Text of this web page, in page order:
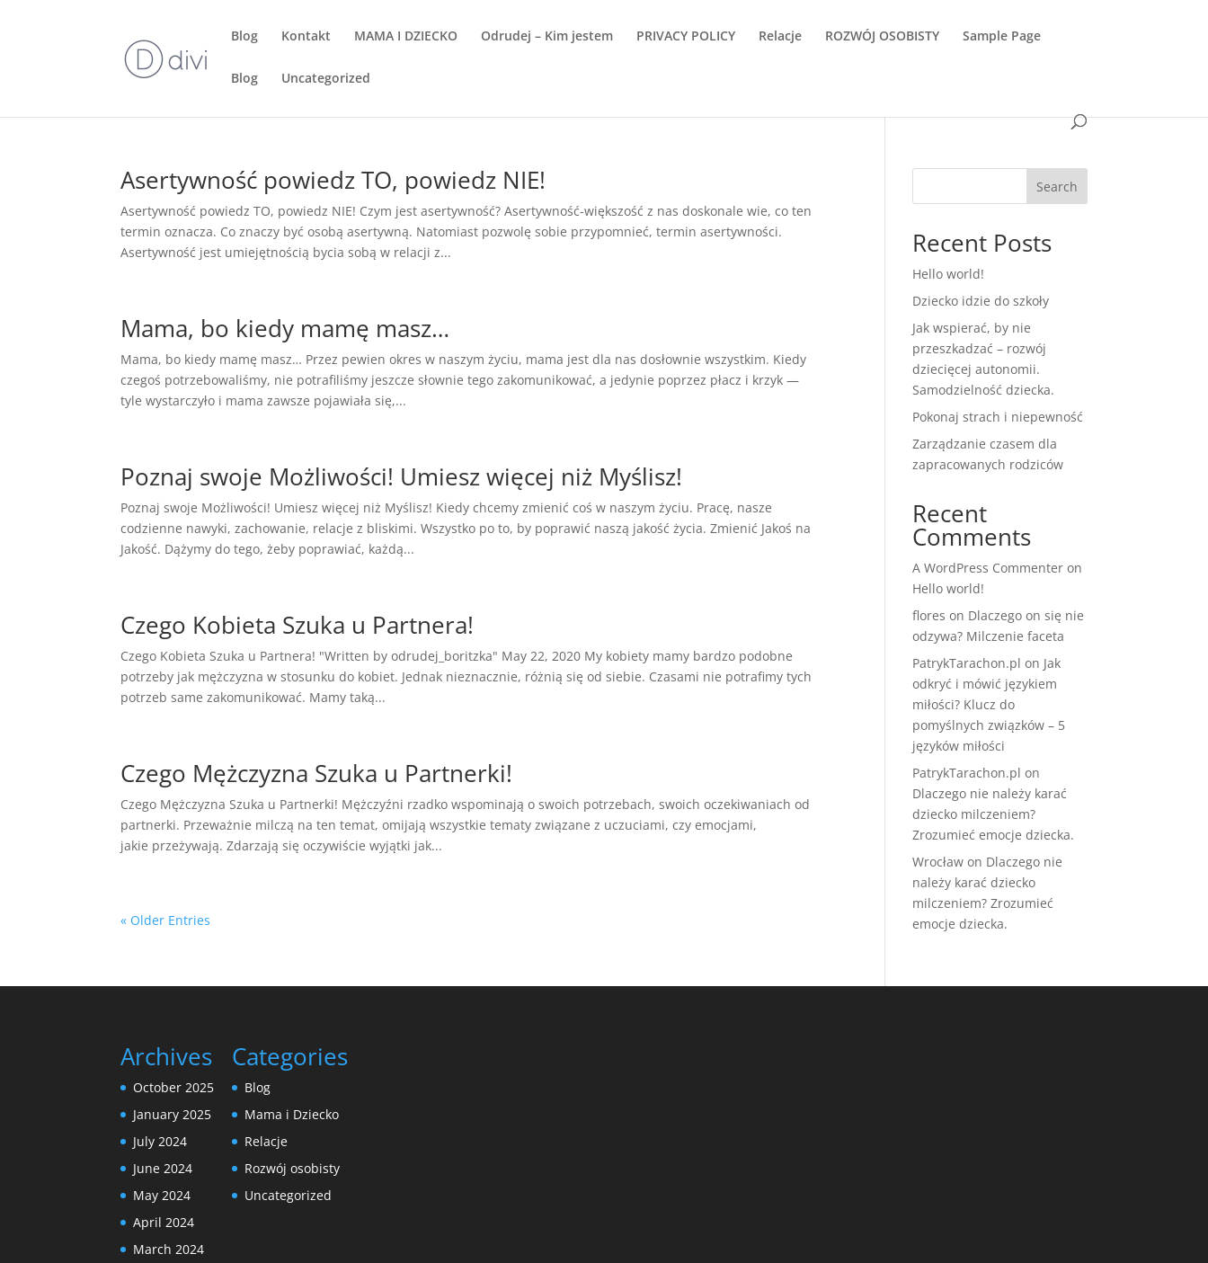
Blog Kontakt MAMA I DZIECKO Odrudej – Kim jestem PRIVACY POLICY Relacje ROZWÓJ OSOBISTY Sample Page
Blog Uncategorized
Asertywność powiedz TO, powiedz NIE!
Asertywność powiedz TO, powiedz NIE! Czym jest asertywność? Asertywność-większość z nas doskonale wie, co ten
termin oznacza. Co znaczy być osobą asertywną. Natomiast pozwolę sobie przypomnieć, termin asertywności.
Asertywność jest umiejętnością bycia sobą w relacji z...
Mama, bo kiedy mamę masz…
Mama, bo kiedy mamę masz… Przez pewien okres w naszym życiu, mama jest dla nas dosłownie wszystkim. Kiedy
czegoś potrzebowaliśmy, nie potrafiliśmy jeszcze słownie tego zakomunikować, a jedynie poprzez płacz i krzyk —
tyle wystarczyło i mama zawsze pojawiała się,...
Poznaj swoje Możliwości! Umiesz więcej niż Myślisz!
Poznaj swoje Możliwości! Umiesz więcej niż Myślisz! Kiedy chcemy zmienić coś w naszym życiu. Pracę, nasze
codzienne nawyki, zachowanie, relacje z bliskimi. Wszystko po to, by poprawić naszą jakość życia. Zmienić Jakoś na
Jakość. Dążymy do tego, żeby poprawiać, każdą...
Czego Kobieta Szuka u Partnera!
Czego Kobieta Szuka u Partnera! "Written by odrudej_boritzka" May 22, 2020 My kobiety mamy bardzo podobne
potrzeby jak mężczyzna w stosunku do kobiet. Jednak nieznacznie, różnią się od siebie. Czasami nie potrafimy tych
potrzeb same zakomunikować. Mamy taką...
Czego Mężczyzna Szuka u Partnerki!
Czego Mężczyzna Szuka u Partnerki! Mężczyźni rzadko wspominają o swoich potrzebach, swoich oczekiwaniach od
partnerki. Przeważnie milczą na ten temat, omijają wszystkie tematy związane z uczuciami, czy emocjami,
jakie przeżywają. Zdarzają się oczywiście wyjątki jak...
« Older Entries
Search
Recent Posts
Hello world!
Dziecko idzie do szkoły
Jak wspierać, by nie
przeszkadzać – rozwój
dziecięcej autonomii.
Samodzielność dziecka.
Pokonaj strach i niepewność
Zarządzanie czasem dla
zapracowanych rodziców
Recent
Comments
A WordPress Commenter on
Hello world!
flores on Dlaczego on się nie
odzywa? Milczenie faceta
PatrykTarachon.pl on Jak
odkryć i mówić językiem
miłości? Klucz do
pomyślnych związków – 5
języków miłości
PatrykTarachon.pl on
Dlaczego nie należy karać
dziecko milczeniem?
Zrozumieć emocje dziecka.
Wrocław on Dlaczego nie
należy karać dziecko
milczeniem? Zrozumieć
emocje dziecka.
Archives
October 2025
January 2025
July 2024
June 2024
May 2024
April 2024
March 2024
Categories
Blog
Mama i Dziecko
Relacje
Rozwój osobisty
Uncategorized